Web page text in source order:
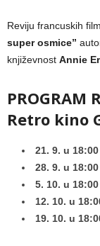
Reviju francuskih
super osmice”
književnost Annie
PROGRAM
Retro kino
21. 9. u
28. 9. u
5. 10. u
12. 10. u
19. 10. u